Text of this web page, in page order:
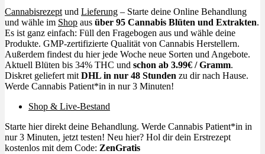
Cannabisrezept und Lieferung – Starte deine Online Behandlung
und wähle im Shop aus über 95 Cannabis Blüten und Extrakten.
Es ist ganz einfach: Füll den Fragebogen aus und wähle deine
Produkte. GMP-zertifizierte Qualität von Cannabis Herstellern.
Außerdem findest du hier jede Woche neue Sorten und Angebote.
Aktuell Blüten bis 34% THC und schon ab 3.99€ / Gramm.
Diskret geliefert mit DHL in nur 48 Stunden zu dir nach Hause.
Werde Cannabis Patient*in in nur 3 Minuten!
Shop & Live-Bestand
Starte hier direkt deine Behandlung. Werde Cannabis Patient*in in
nur 3 Minuten, jetzt testen! Neu hier? Hol dir dein Erstrezept
kostenlos mit dem Code: ZenGratis